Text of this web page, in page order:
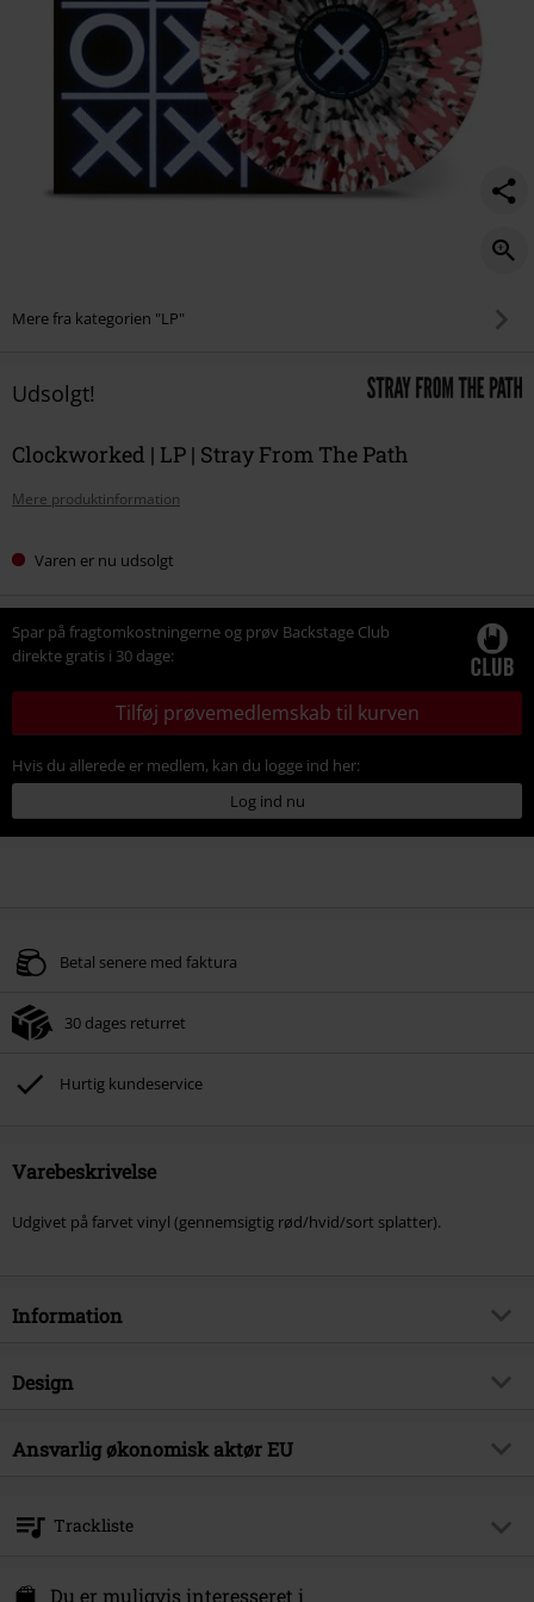
Mere fra kategorien "LP"
Udsolgt!
Clockworked | LP | Stray From The Path
Mere produktinformation
Varen er nu udsolgt
Spar på fragtomkostningerne og prøv Backstage Club
direkte gratis i 30 dage:
Tilføj prøvemedlemskab til kurven
Hvis du allerede er medlem, kan du logge ind her:
Log ind nu
Betal senere med faktura
30 dages returret
Hurtig kundeservice
Varebeskrivelse
Udgivet på farvet vinyl (gennemsigtig rød/hvid/sort splatter).
Information
Artikelnr.
Musikgenre
Metalcore
Band
Design
Produkttype
LP
Ansvarlig økonomisk aktør EU
Alter Wandrahm 14
20457 Hamburg
Trackliste
Du er muligvis interesseret i